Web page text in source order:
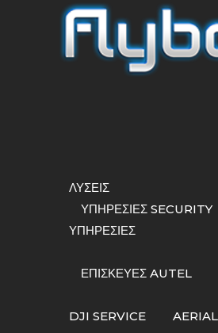
ΛΎΣΕΙΣ
ΥΠΗΡΕΣΊΕΣ SECURITY
ΥΠΗΡΕΣΙΕΣ
ΕΠΙΣΚΕΥΕΣ AUTEL
DJI SERVICE